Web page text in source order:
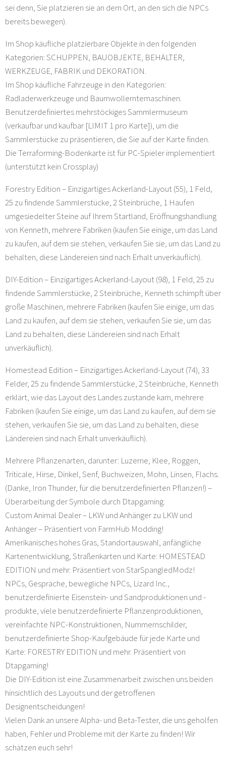
sei denn, Sie platzieren sie an dem Ort, an den sich die NPCs
bereits bewegen).
Im Shop käufliche platzierbare Objekte in den folgenden
Kategorien: SCHUPPEN, BAUOBJEKTE, BEHÄLTER,
WERKZEUGE, FABRIK und DEKORATION.
Im Shop käufliche Fahrzeuge in den Kategorien:
Radladerwerkzeuge und Baumwollerntemaschinen.
Benutzerdefiniertes mehrstöckiges Sammlermuseum
(verkaufbar und kaufbar [LIMIT 1 pro Karte]), um die
Sammlerstücke zu präsentieren, die Sie auf der Karte finden.
Die Terraforming-Bodenkarte ist für PC-Spieler implementiert
(unterstützt kein Crossplay)
Forestry Edition – Einzigartiges Ackerland-Layout (55), 1 Feld,
25 zu findende Sammlerstücke, 2 Steinbrüche, 1 Haufen
umgesiedelter Steine auf Ihrem Startland, Eröffnungshandlung
von Kenneth, mehrere Fabriken (kaufen Sie einige, um das Land
zu kaufen, auf dem sie stehen, verkaufen Sie sie, um das Land zu
behalten, diese Ländereien sind nach Erhalt unverkäuflich).
DIY-Edition – Einzigartiges Ackerland-Layout (98), 1 Feld, 25 zu
findende Sammlerstücke, 2 Steinbrüche, Kenneth schimpft über
große Maschinen, mehrere Fabriken (kaufen Sie einige, um das
Land zu kaufen, auf dem sie stehen, verkaufen Sie sie, um das
Land zu behalten, diese Ländereien sind nach Erhalt
unverkäuflich).
Homestead Edition – Einzigartiges Ackerland-Layout (74), 33
Felder, 25 zu findende Sammlerstücke, 2 Steinbrüche, Kenneth
erklärt, wie das Layout des Landes zustande kam, mehrere
Fabriken (kaufen Sie einige, um das Land zu kaufen, auf dem sie
stehen, verkaufen Sie sie, um das Land zu behalten, diese
Ländereien sind nach Erhalt unverkäuflich).
Mehrere Pflanzenarten, darunter: Luzerne, Klee, Roggen,
Triticale, Hirse, Dinkel, Senf, Buchweizen, Mohn, Linsen, Flachs.
(Danke, Iron Thunder, für die benutzerdefinierten Pflanzen!) –
Überarbeitung der Symbole durch Dtapgaming.
Custom Animal Dealer – LKW und Anhänger zu LKW und
Anhänger – Präsentiert von FarmHub Modding!
Amerikanisches hohes Gras, Standortauswahl, anfängliche
Kartenentwicklung, Straßenkarten und Karte: HOMESTEAD
EDITION und mehr. Präsentiert von StarSpangledModz!
NPCs, Gespräche, bewegliche NPCs, Lizard Inc.,
benutzerdefinierte Eisenstein- und Sandproduktionen und -
produkte, viele benutzerdefinierte Pflanzenproduktionen,
vereinfachte NPC-Konstruktionen, Nummernschilder,
benutzerdefinierte Shop-Kaufgebäude für jede Karte und
Karte: FORESTRY EDITION und mehr. Präsentiert von
Dtapgaming!
Die DIY-Edition ist eine Zusammenarbeit zwischen uns beiden
hinsichtlich des Layouts und der getroffenen
Designentscheidungen!
Vielen Dank an unsere Alpha- und Beta-Tester, die uns geholfen
haben, Fehler und Probleme mit der Karte zu finden! Wir
schätzen euch sehr!